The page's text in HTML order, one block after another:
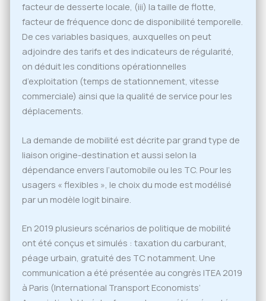
facteur de desserte locale, (iii) la taille de flotte,
facteur de fréquence donc de disponibilité temporelle.
De ces variables basiques, auxquelles on peut
adjoindre des tarifs et des indicateurs de régularité,
on déduit les conditions opérationnelles
d’exploitation (temps de stationnement, vitesse
commerciale) ainsi que la qualité de service pour les
déplacements.
La demande de mobilité est décrite par grand type de
liaison origine-destination et aussi selon la
dépendance envers l’automobile ou les TC. Pour les
usagers « flexibles », le choix du mode est modélisé
par un modèle logit binaire.
En 2019 plusieurs scénarios de politique de mobilité
ont été conçus et simulés : taxation du carburant,
péage urbain, gratuité des TC notamment. Une
communication a été présentée au congrès ITEA 2019
à Paris (International Transport Economists’